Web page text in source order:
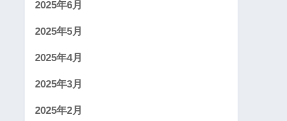
2025年6月
2025年5月
2025年4月
2025年3月
2025年2月